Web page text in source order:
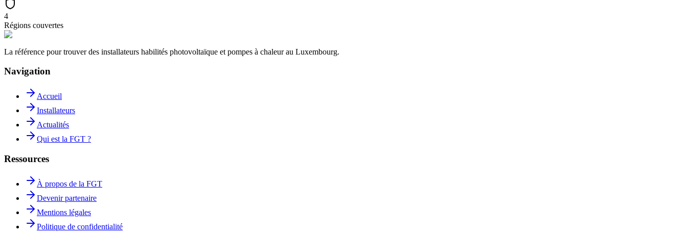
4
Régions couvertes
La référence pour trouver des installateurs habilités photovoltaïque et pompes à chaleur au Luxembourg.
Navigation
Accueil
Installateurs
Actualités
Qui est la FGT ?
Ressources
À propos de la FGT
Devenir partenaire
Mentions légales
Politique de confidentialité